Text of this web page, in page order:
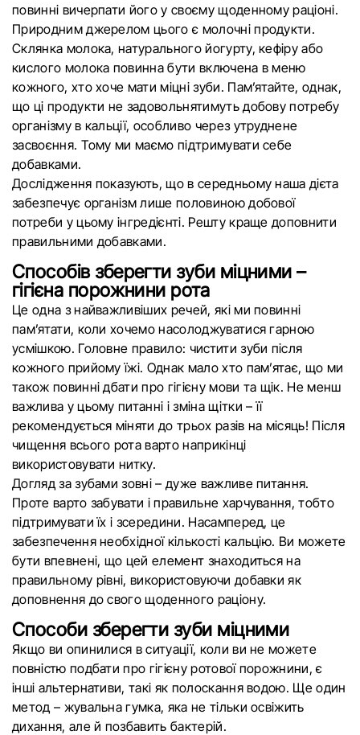
повинні вичерпати його у своєму щоденному раціоні.
Природним джерелом цього є молочні продукти.
Склянка молока, натурального йогурту, кефіру або
кислого молока повинна бути включена в меню
кожного, хто хоче мати міцні зуби. Пам’ятайте, однак,
що ці продукти не задовольнятимуть добову потребу
організму в кальції, особливо через утруднене
засвоєння. Тому ми маємо підтримувати себе
добавками.
Дослідження показують, що в середньому наша дієта
забезпечує організм лише половиною добової
потреби у цьому інгредієнті. Решту краще доповнити
правильними добавками.
Способів зберегти зуби міцними –
гігієна порожнини рота
Це одна з найважливіших речей, які ми повинні
пам’ятати, коли хочемо насолоджуватися гарною
усмішкою. Головне правило: чистити зуби після
кожного прийому їжі. Однак мало хто пам’ятає, що ми
також повинні дбати про гігієну мови та щік. Не менш
важлива у цьому питанні і зміна щітки – її
рекомендується міняти до трьох разів на місяць! Після
чищення всього рота варто наприкінці
використовувати нитку.
Догляд за зубами зовні – дуже важливе питання.
Проте варто забувати і правильне харчування, тобто
підтримувати їх і зсередини. Насамперед, це
забезпечення необхідної кількості кальцію. Ви можете
бути впевнені, що цей елемент знаходиться на
правильному рівні, використовуючи добавки як
доповнення до свого щоденного раціону.
Способи зберегти зуби міцними
Якщо ви опинилися в ситуації, коли ви не можете
повністю подбати про гігієну ротової порожнини, є
інші альтернативи, такі як полоскання водою. Ще один
метод – жувальна гумка, яка не тільки освіжить
дихання, але й позбавить бактерій.